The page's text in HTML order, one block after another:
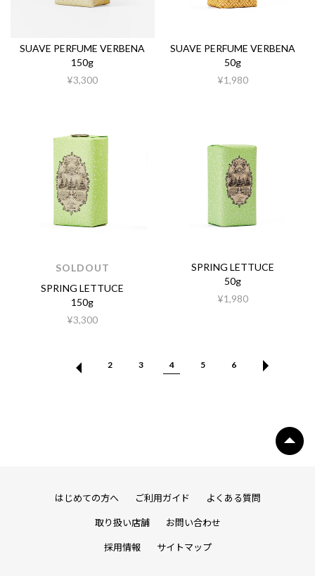
SUAVE PERFUME VERBENA
150g
¥3,300
SUAVE PERFUME VERBENA
50g
¥1,980
SOLDOUT
SPRING LETTUCE
150g
¥3,300
SPRING LETTUCE
50g
¥1,980
2 3 4 5 6
はじめての方へ ご利用ガイド よくある質問
取り扱い店舗 お問い合わせ
採用情報 サイトマップ